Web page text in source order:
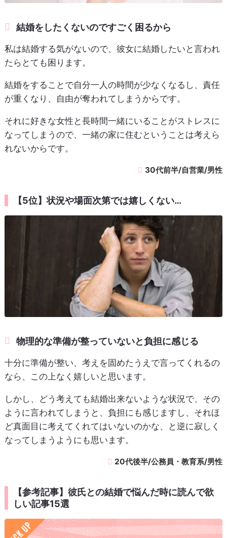
結婚をしたくないのですごく困るから
私は結婚する気がないので、彼女に結婚したいと言われ
たらとても困ります。
結婚をすることで自分一人の時間が少なくなるし、責任
が重くなり、自由が奪われてしまうからです。
それに好きな女性と長時間一緒にいることがストレスに
なってしまうので、一緒の家に住むということは考えら
れないからです。
30代前半/自営業/男性
【5位】状況や場面次第では嬉しくない…
物理的な準備が整っていないと負担に感じる
十分に準備が整い、考えを固めたうえで言ってくれるの
なら、この上なく嬉しいと思います。
しかし、どう考えても結婚出来ないような状況で、その
ように言われてしまうと、負担にも感じますし、それほ
ど真面目に考えてくれてはいないのかな、と逆に寂しく
なってしまうようにも思います。
20代後半/公務員・教育系/男性
【参考記事】彼氏との結婚で悩んだ時に読んで欲
しい記事15選